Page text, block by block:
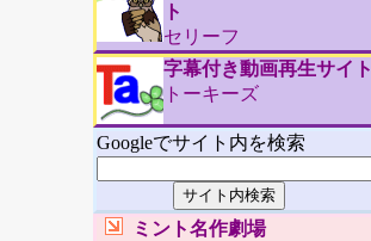
ト
セリーフ
字幕付き動画再生サイト
トーキーズ
Googleでサイト内を検索
ミント名作劇場